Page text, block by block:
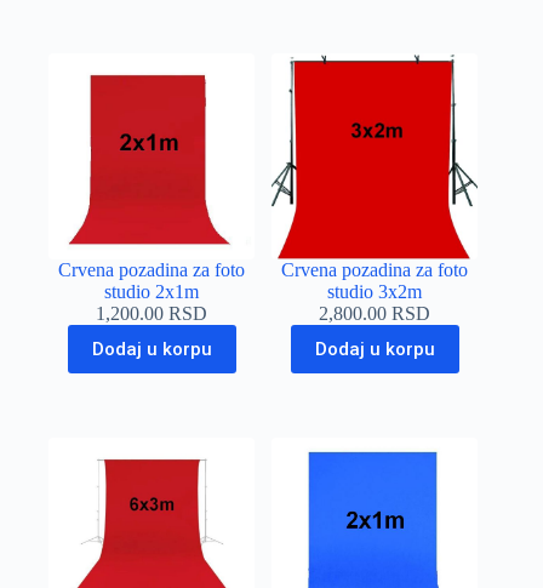
Crvena pozadina za foto
studio 2x1m
1,200.00RSD
Dodaj u korpu
Crvena pozadina za foto
studio 3x2m
2,800.00RSD
Dodaj u korpu